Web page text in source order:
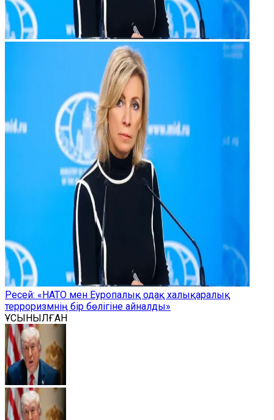
Ресей: «НАТО мен Еуропалық одақ халықаралық
терроризмнің бір бөлігіне айналды»
ҰСЫНЫЛҒАН